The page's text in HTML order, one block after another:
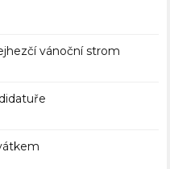
vánoční strom